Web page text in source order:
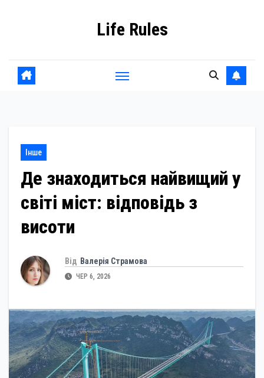
Life Rules
Інше
Де знаходиться найвищий у
світі міст: відповідь з
висоти
Від Валерія Страмова
ЧЕР 6, 2026